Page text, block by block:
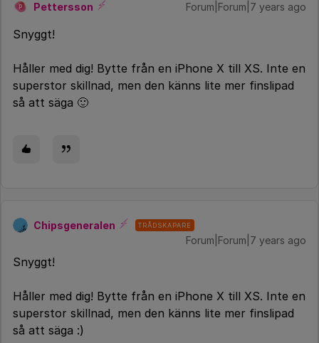
P Pettersson Forum|Forum|7 years ago
Snyggt!
Håller med dig! Bytte från en iPhone X till XS. Inte en
superstor skillnad, men den känns lite mer finslipad
så att säga 🙂
Chipsgeneralen TRÅDSKAPARE
Forum|Forum|7 years ago
Snyggt!
Håller med dig! Bytte från en iPhone X till XS. Inte en
superstor skillnad, men den känns lite mer finslipad
så att säga :)